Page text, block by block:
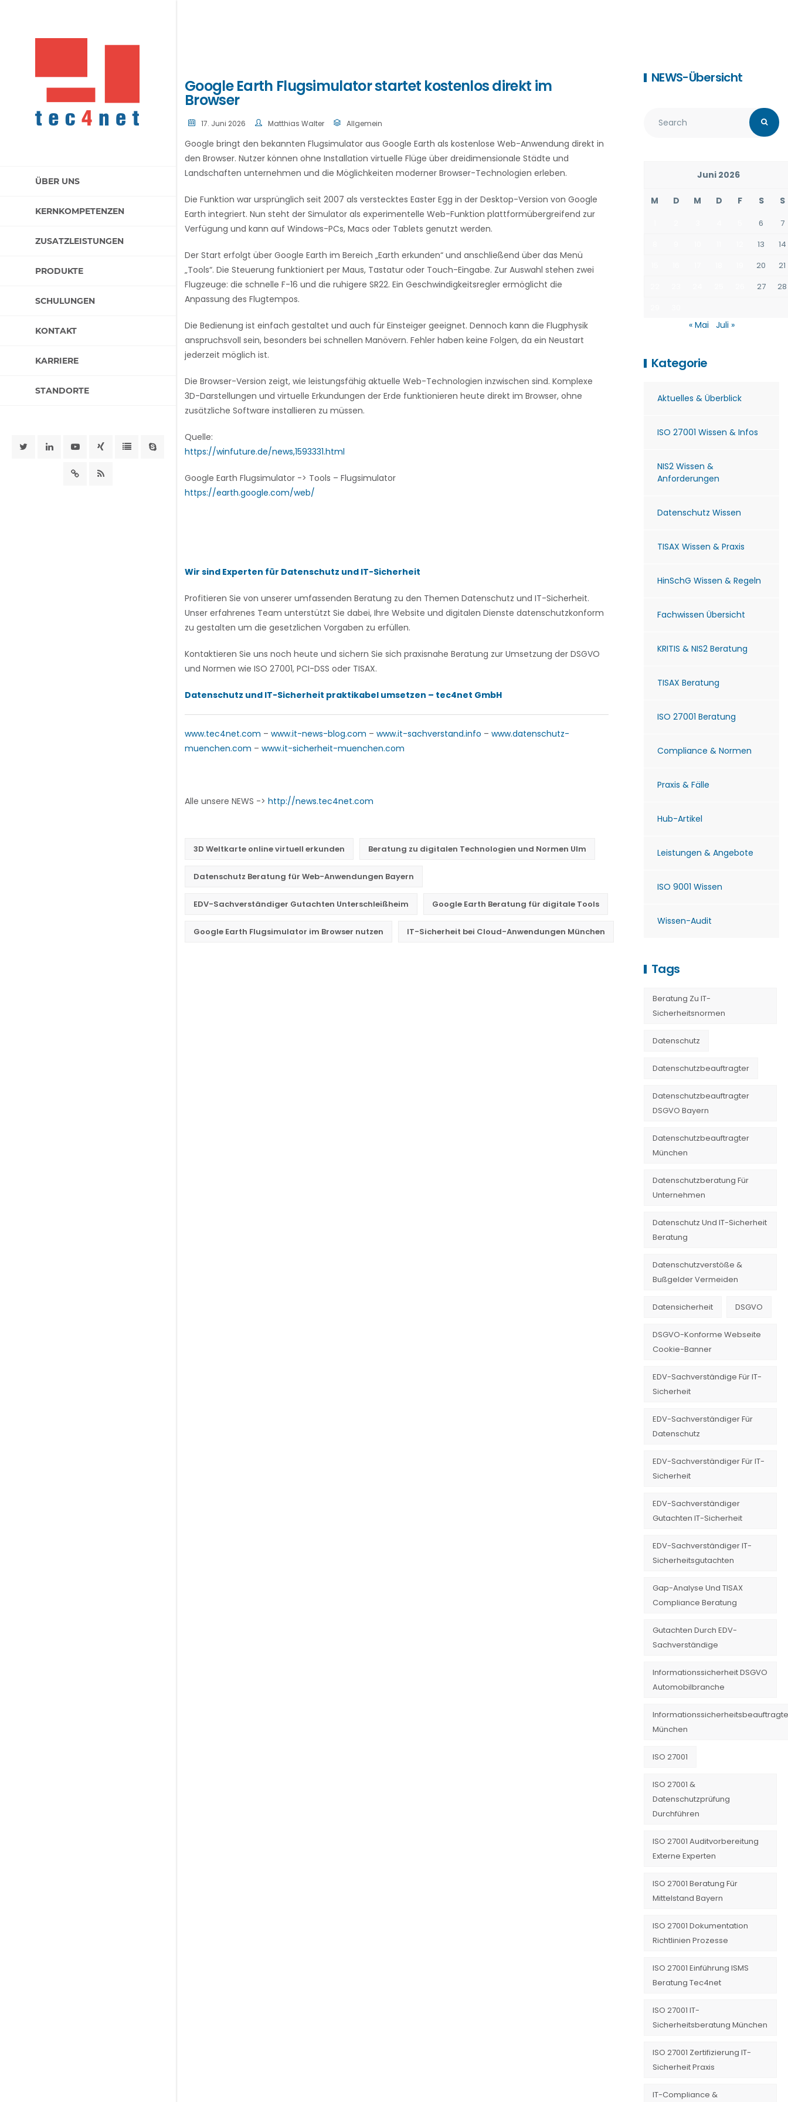
ÜBER UNS
KERNKOMPETENZEN
ZUSATZLEISTUNGEN
PRODUKTE
SCHULUNGEN
KONTAKT
KARRIERE
STANDORTE
Google Earth Flugsimulator startet kostenlos direkt im
Browser
17. Juni 2026 Matthias Walter Allgemein
Google bringt den bekannten Flugsimulator aus Google Earth als kostenlose Web-Anwendung direkt in
den Browser. Nutzer können ohne Installation virtuelle Flüge über dreidimensionale Städte und
Landschaften unternehmen und die Möglichkeiten moderner Browser-Technologien erleben.
Die Funktion war ursprünglich seit 2007 als verstecktes Easter Egg in der Desktop-Version von Google
Earth integriert. Nun steht der Simulator als experimentelle Web-Funktion plattformübergreifend zur
Verfügung und kann auf Windows-PCs, Macs oder Tablets genutzt werden.
Der Start erfolgt über Google Earth im Bereich „Earth erkunden“ und anschließend über das Menü
„Tools“. Die Steuerung funktioniert per Maus, Tastatur oder Touch-Eingabe. Zur Auswahl stehen zwei
Flugzeuge: die schnelle F-16 und die ruhigere SR22. Ein Geschwindigkeitsregler ermöglicht die
Anpassung des Flugtempos.
Die Bedienung ist einfach gestaltet und auch für Einsteiger geeignet. Dennoch kann die Flugphysik
anspruchsvoll sein, besonders bei schnellen Manövern. Fehler haben keine Folgen, da ein Neustart
jederzeit möglich ist.
Die Browser-Version zeigt, wie leistungsfähig aktuelle Web-Technologien inzwischen sind. Komplexe
3D-Darstellungen und virtuelle Erkundungen der Erde funktionieren heute direkt im Browser, ohne
zusätzliche Software installieren zu müssen.
Quelle:
https://winfuture.de/news,1593331.html
Google Earth Flugsimulator -> Tools – Flugsimulator
https://earth.google.com/web/
Wir sind Experten für Datenschutz und IT-Sicherheit
Profitieren Sie von unserer umfassenden Beratung zu den Themen Datenschutz und IT-Sicherheit.
Unser erfahrenes Team unterstützt Sie dabei, Ihre Website und digitalen Dienste datenschutzkonform
zu gestalten um die gesetzlichen Vorgaben zu erfüllen.
Kontaktieren Sie uns noch heute und sichern Sie sich praxisnahe Beratung zur Umsetzung der DSGVO
und Normen wie ISO 27001, PCI-DSS oder TISAX.
Datenschutz und IT-Sicherheit praktikabel umsetzen – tec4net GmbH
www.tec4net.com – www.it-news-blog.com – www.it-sachverstand.info – www.datenschutz-
muenchen.com – www.it-sicherheit-muenchen.com
Alle unsere NEWS -> http://news.tec4net.com
3D Weltkarte online virtuell erkunden Beratung zu digitalen Technologien und Normen Ulm
Datenschutz Beratung für Web-Anwendungen Bayern
EDV-Sachverständiger Gutachten Unterschleißheim Google Earth Beratung für digitale Tools
Google Earth Flugsimulator im Browser nutzen IT-Sicherheit bei Cloud-Anwendungen München
NEWS-Übersicht
Juni 2026
M D M D F S S
6
7
13
14
20
21
27
28
« Mai Juli »
Kategorie
Aktuelles & Überblick
ISO 27001 Wissen & Infos
NIS2 Wissen &
Anforderungen
Datenschutz Wissen
TISAX Wissen & Praxis
HinSchG Wissen & Regeln
Fachwissen Übersicht
KRITIS & NIS2 Beratung
TISAX Beratung
ISO 27001 Beratung
Compliance & Normen
Praxis & Fälle
Hub-Artikel
Leistungen & Angebote
ISO 9001 Wissen
Wissen-Audit
Tags
Beratung Zu IT-
Sicherheitsnormen
Datenschutz
Datenschutzbeauftragter
Datenschutzbeauftragter
DSGVO Bayern
Datenschutzbeauftragter
München
Datenschutzberatung Für
Unternehmen
Datenschutz Und IT-Sicherheit
Beratung
Datenschutzverstöße &
Bußgelder Vermeiden
Datensicherheit DSGVO
DSGVO-Konforme Webseite
Cookie-Banner
EDV-Sachverständige Für IT-
Sicherheit
EDV-Sachverständiger Für
Datenschutz
EDV-Sachverständiger Für IT-
Sicherheit
EDV-Sachverständiger
Gutachten IT-Sicherheit
EDV-Sachverständiger IT-
Sicherheitsgutachten
Gap-Analyse Und TISAX
Compliance Beratung
Gutachten Durch EDV-
Sachverständige
Informationssicherheit DSGVO
Automobilbranche
München
ISO 27001
ISO 27001 &
Datenschutzprüfung
Durchführen
ISO 27001 Auditvorbereitung
Externe Experten
ISO 27001 Beratung Für
Mittelstand Bayern
ISO 27001 Dokumentation
Richtlinien Prozesse
ISO 27001 Einführung ISMS
Beratung Tec4net
ISO 27001 IT-
Sicherheitsberatung München
ISO 27001 Zertifizierung IT-
Sicherheit Praxis
IT-Compliance &